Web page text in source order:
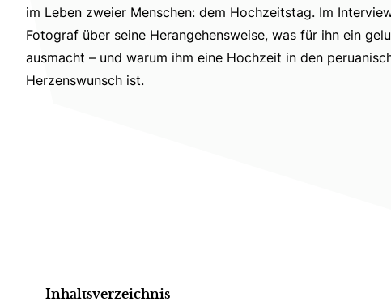
im Leben zweier Menschen: dem Hochzeitstag. Im
Fotograf über seine Herangehensweise, was für ihn ein
ausmacht – und warum ihm eine Hochzeit in den
Herzenswunsch ist.
Inhaltsverzeichnis